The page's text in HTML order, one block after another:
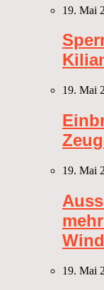
19. Mai
19. Mai
19. Mai
19. Mai